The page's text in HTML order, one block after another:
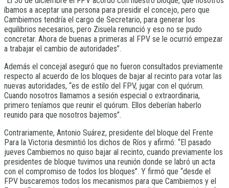
íbamos a aceptar una persona para presidir el concejo, pero que
Cambiemos tendría el cargo de Secretario, para generar los
equilibrios necesarios, pero Zisuela renunció y eso no se pudo
concretar. Ahora de buenas a primeras al FPV se le ocurrió empezar
a trabajar el cambio de autoridades”.
Además el concejal aseguró que no fueron consultados previamente
respecto al acuerdo de los bloques de bajar al recinto para votar las
nuevas autoridades, “es de estilo del FPV, jugar con el quórum.
Cuando nosotros llamamos a sesión especial o extraordinaria,
primero teníamos que reunir el quórum. Ellos deberían haberlo
reunido para que nosotros bajemos”.
Contrariamente, Antonio Suárez, presidente del bloque del Frente
Para la Victoria desmintió los dichos de Ríos y afirmó: “El pasado
jueves Cambiemos no quiso bajar al recinto, cuando previamente los
presidentes de bloque tuvimos una reunión donde se labró un acta
con el compromiso de todos los bloques”. Y firmó que “desde el
FPV buscaremos todos los mecanismos para que Cambiemos y el